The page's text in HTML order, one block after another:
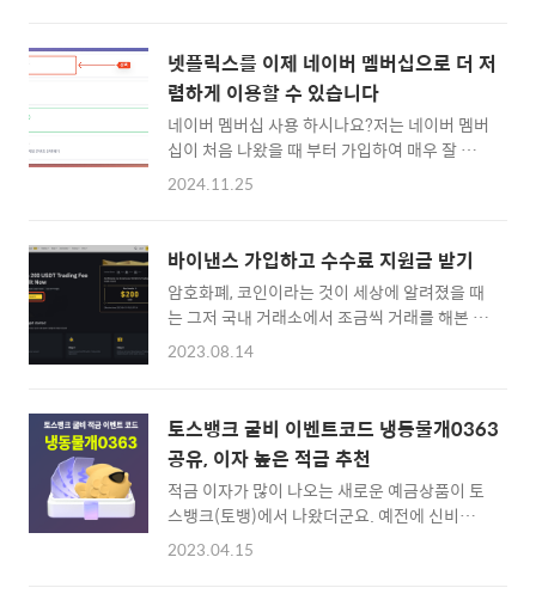
백 해준다는 이벤트 입니다. 일단 한번 참여하면
평생 주어지는 이벤트라고 이해했기 때문에 꽤
좋은 기회라고 생각해서 참여해보게 되었습니
다.카카오페이 해외주식만 옮기면 판매 수수료
평생 캐시백 이벤트이 이벤트는 일단 12월 31
일까지 신청해야 하고, 1월 7일까지 2천만원 정
거래 하고 있는데, 일단 삼성증권에 10분 이상
기다려서 통화를 하고... 그리고 이벤트 관련해
서도 카카오페이 증권에 전화해..
넷플릭스를 이제 네이버 멤버십으로 더 저
렴하게 이용할 수 있습니다
네이버 멤버십 사용 하시나요?저는 네이버 멤버
십이 처음 나왔을 때 부터 가입하여 매우 잘 활
용하고 있는데요. 네이버에서 쇼핑을 많이 하시
텐츠팩이 있어서 음악도 듣고, 웹툰도 조금씩 보
고... 네이버 클라우드 (마이박스) 웹하드도 사
용을 했었는데, 어느새 그게 없어지고 나니 이렇
데 쓸만한 콘텐츠팩은 없었던 것 같습니다.그러
다 또 다시 2024년 11월 넷플릭스와 제휴를 하
제공받을 수 있는 콘텐츠+ 이용권을 신청할 수
있습니다.그래서 바로 신청을 해볼까 합니다.지
금까지는 네이버 멤버십에서 고를 것이 없어서
웹툰 쿠키를 골라서 사용하..
2024.11.25
바이낸스 가입하고 수수료 지원금 받기
암호화폐, 코인이라는 것이 세상에 알려졌을 때
는 그저 국내 거래소에서 조금씩 거래를 해본 경
험을 만들어봤었는데요. 지금까지 제대로된 투
거래하는 것도 재밌지만, 해외 거래소에서 가지
고 있어야 더 안전한 것이 아닌가(?)라는 생각에
바이낸스(Binance)에 회원가입을 하고 기웃거
리게 되었습니다. 바이낸스 가입하고 수수료 지
원금 받기 :: Binance 가입하고 수수료 지원금
받기 :: 아무것도 모르는 상태에서 이것저것 배
2023.08.14
토스뱅크 굴비 이벤트코드 냉동물개0363
공유, 이자 높은 적금 추천
적금 이자가 많이 나오는 새로운 예금상품이 토
스뱅크(토뱅)에서 나왔더군요. 예전에 신비한
전설의 동물을 키우는(?) 키워봐요 적금 보다는
2023.04.15